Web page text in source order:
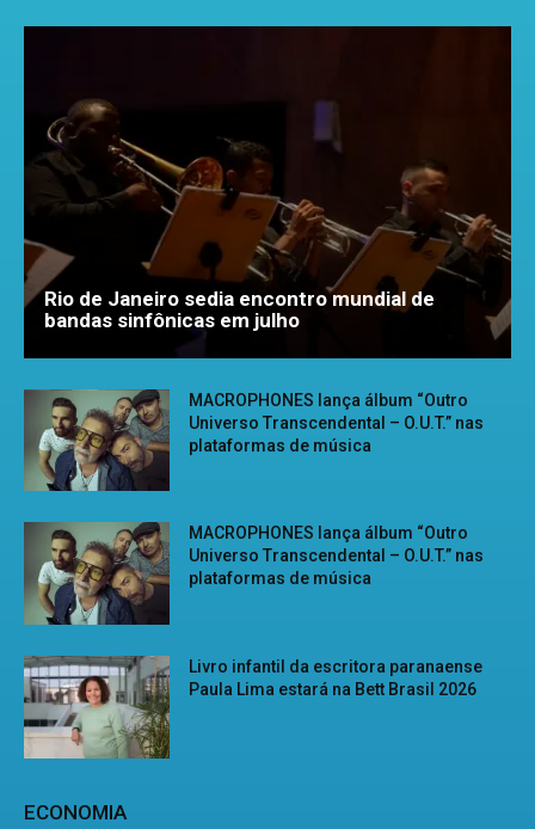
Rio de Janeiro sedia encontro mundial de
bandas sinfônicas em julho
MACROPHONES lança álbum “Outro
Universo Transcendental – O.U.T.” nas
plataformas de música
MACROPHONES lança álbum “Outro
Universo Transcendental – O.U.T.” nas
plataformas de música
Livro infantil da escritora paranaense
Paula Lima estará na Bett Brasil 2026
ECONOMIA